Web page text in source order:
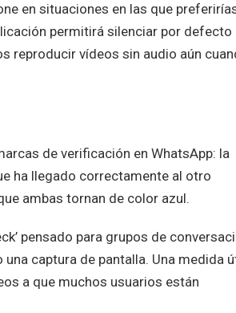
en situaciones en las que
permitirá silenciar por defecto
reproducir vídeos sin audio aún
de verificación en WhatsApp: la
ha llegado correctamente al otro
ambas tornan de color azul.
pensado para grupos de
captura de pantalla. Una medida
a que muchos usuarios están